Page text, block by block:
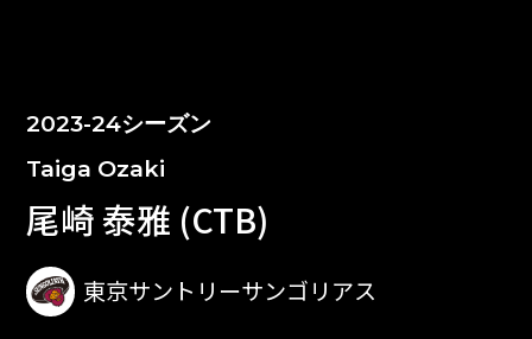
2023-24シーズン
Taiga Ozaki
尾崎 泰雅 (CTB)
東京サントリーサンゴリアス